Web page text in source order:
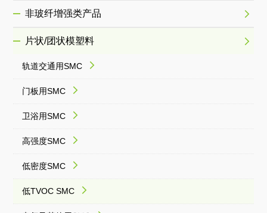
非玻纤增强类产品
片状/团状模塑料
轨道交通用SMC
门板用SMC
卫浴用SMC
高强度SMC
低密度SMC
低TVOC SMC